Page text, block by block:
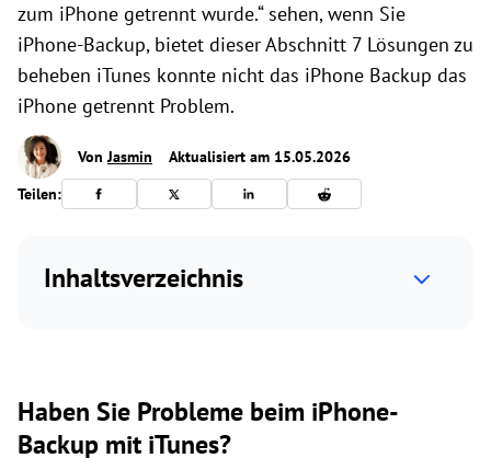
zum iPhone getrennt wurde.“ sehen, wenn Sie
iPhone-Backup, bietet dieser Abschnitt 7 Lösungen zu
beheben iTunes konnte nicht das iPhone Backup das
iPhone getrennt Problem.
VonJasmin
Aktualisiert am 15.05.2026
Teilen:
Inhaltsverzeichnis
Haben Sie Probleme beim iPhone-
Backup mit iTunes?